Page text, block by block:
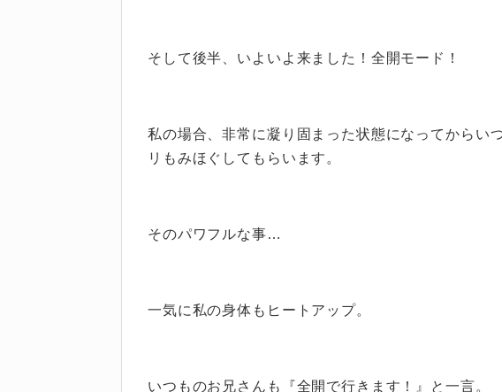
そして後半、いよいよ来ました！全開モード！
私の場合、非常に凝り固まった状態になってからい
リもみほぐしてもらいます。
そのパワフルな事…
一気に私の身体もヒートアップ。
いつものお兄さんも『全開で行きます！』と一言。